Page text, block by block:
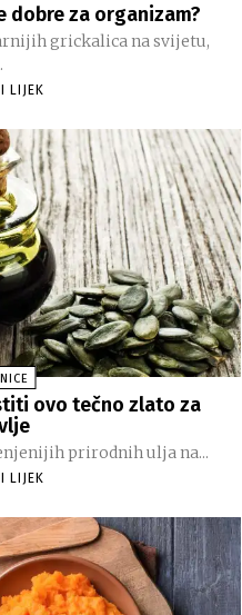
za organizam?
grickalica na svijetu,
LIJEK
ovo tečno zlato za
prirodnih ulja na...
LIJEK